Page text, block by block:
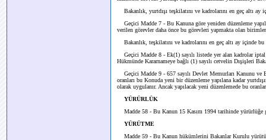
Bakanlık, yurtdışı teşkilatını ve kadrolarını en geç altı ay
Geçici Madde 7 - Bu Kanuna göre yeniden düzenleme
verilen görevler daha önce bu görevleri yapmakta olan
Bakanlık, teşkilatını ve kadrolarını en geç altı ay içinde
Geçici Madde 8 - Ek(1) sayılı listede yer alan kadrolar
Hükmünde Kararnameye bağlı (1) sayılı cetvelin Dışişleri
Geçici Madde 9 - 657 sayılı Devlet Memurları Kanunu ve
oranları bu Konuda yeni bir düzenleme yapılana kadar
olarak uygulanır. Ancak yapılacak yeni düzenlemede bu
YÜRÜRLÜK
Madde 58 - Bu Kanun 15 Kasım 1994 tarihinde yürürlüğe
YÜRÜTME
Madde 59 - Bu Kanun hükümlerini Bakanlar Kurulu